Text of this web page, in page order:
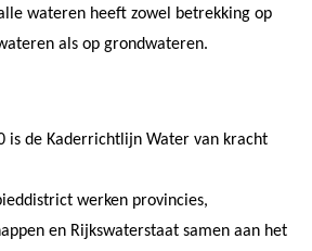
wateren heeft zowel betrekking op
als op grondwateren.
is de Kaderrichtlijn Water van kracht
werken provincies,
en Rijkswaterstaat samen aan het